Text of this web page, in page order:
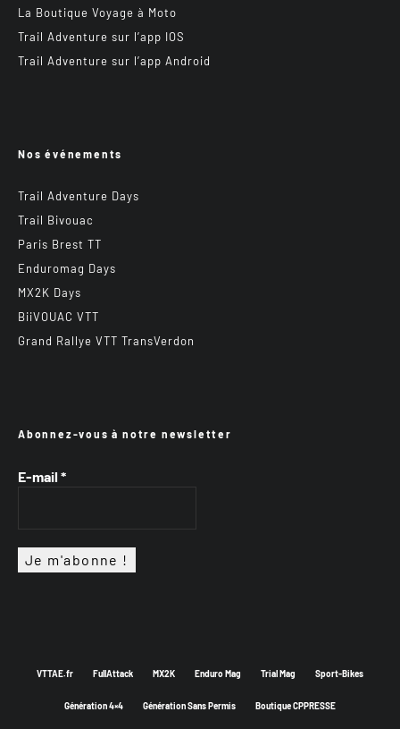
La Boutique Voyage à Moto
Trail Adventure sur l’app IOS
Trail Adventure sur l’app Android
Nos événements
Trail Adventure Days
Trail Bivouac
Paris Brest TT
Enduromag Days
MX2K Days
BiiVOUAC VTT
Grand Rallye VTT TransVerdon
Abonnez-vous à notre newsletter
E-mail *
VTTAE.fr FullAttack MX2K Enduro Mag Trial Mag Sport-Bikes
Génération 4×4 Génération Sans Permis Boutique CPPRESSE